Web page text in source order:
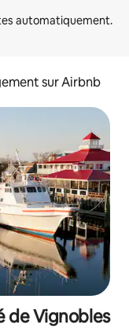
sur Airbnb
de Vignobles